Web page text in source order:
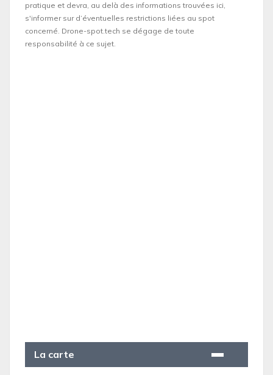
pratique et devra, au delà des informations trouvées ici,
s'informer sur d’éventuelles restrictions liées au spot
concerné. Drone-spot.tech se dégage de toute
responsabilité à ce sujet.
La carte